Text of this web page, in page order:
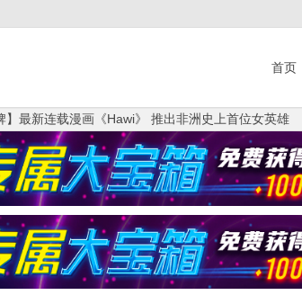
首页
】最新连载漫画《Hawi》 推出非洲史上首位女英雄